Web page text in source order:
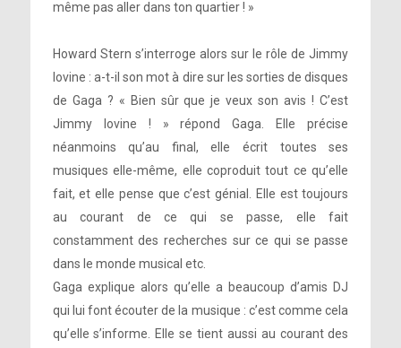
même pas aller dans ton quartier ! »
Howard Stern s’interroge alors sur le rôle de Jimmy
Iovine : a-t-il son mot à dire sur les sorties de disques
de Gaga ? « Bien sûr que je veux son avis ! C’est
Jimmy Iovine ! » répond Gaga. Elle précise
néanmoins qu’au final, elle écrit toutes ses
musiques elle-même, elle coproduit tout ce qu’elle
fait, et elle pense que c’est génial. Elle est toujours
au courant de ce qui se passe, elle fait
constamment des recherches sur ce qui se passe
dans le monde musical etc.
Gaga explique alors qu’elle a beaucoup d’amis DJ
qui lui font écouter de la musique : c’est comme cela
qu’elle s’informe. Elle se tient aussi au courant des